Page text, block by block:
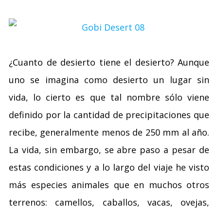
¿Cuanto de desierto tiene el desierto? Aunque
uno se imagina como desierto un lugar sin
vida, lo cierto es que tal nombre sólo viene
definido por la cantidad de precipitaciones que
recibe, generalmente menos de 250 mm al año.
La vida, sin embargo, se abre paso a pesar de
estas condiciones y a lo largo del viaje he visto
más especies animales que en muchos otros
terrenos: camellos, caballos, vacas, ovejas,